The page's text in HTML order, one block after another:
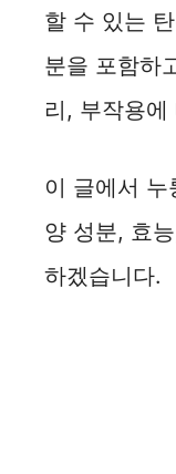
할 수 있는
분을 포함하
리, 부작용
이 글에서
양 성분, 효
하겠습니다.